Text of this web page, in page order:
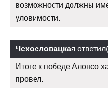
возможности должны
уловимости.
Чехословацкая
Итоге к победе Алонсо
провел.